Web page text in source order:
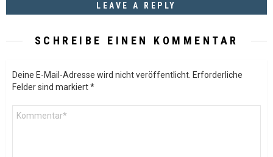
LEAVE A REPLY
SCHREIBE EINEN KOMMENTAR
Deine E-Mail-Adresse wird nicht veröffentlicht. Erforderliche
Felder sind markiert*